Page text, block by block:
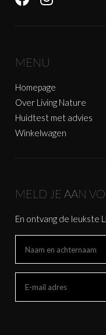
MENU
Homepage
Over Living Nature
Huidtest met advies
Winkelwagen
MELD JE AAN
En ontvang de leukste